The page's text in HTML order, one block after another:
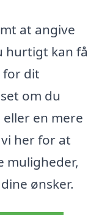
at angive
hurtigt kan få
for dit
om du
en mere
her for at
muligheder,
ønsker.